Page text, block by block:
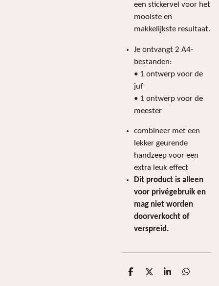
een stickervel voor het
mooiste en
makkelijkste resultaat.
Je ontvangt 2 A4-
bestanden:
• 1 ontwerp voor de
juf
• 1 ontwerp voor de
meester
combineer met een
lekker geurende
handzeep voor een
extra leuk effect
Dit product is alleen
voor privégebruik en
mag niet worden
doorverkocht of
verspreid.
D
D
S
D